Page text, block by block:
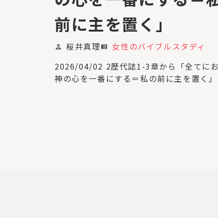
前に主を置く」
person 桜井真理view_list
女性のバイブルスタディ
2026/04/02 2歴代誌1-3章から「全てに
神の心を一番にする＝私の前に主を置く」